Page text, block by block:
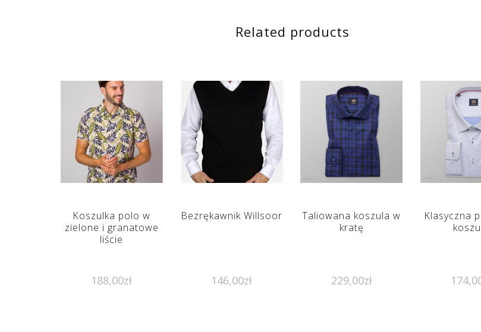
Related products
Koszulka polo w
zielone i granatowe
liście
188,00zł
Bezrękawnik Willsoor
146,00zł
Taliowana koszula w
kratę
229,00zł
Klasyczna